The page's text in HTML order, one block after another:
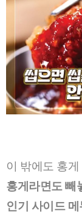
이 밖에도 홍
홍게라면도 빼
인기 사이드 메